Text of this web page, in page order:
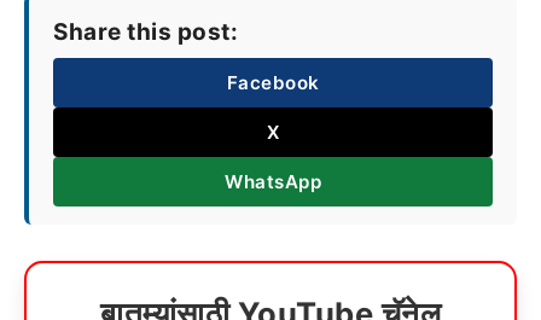
Share this post:
Facebook
X
WhatsApp